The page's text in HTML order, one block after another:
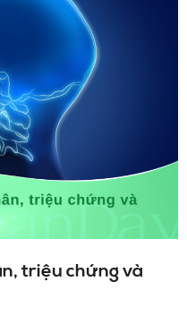
triệu chứng và